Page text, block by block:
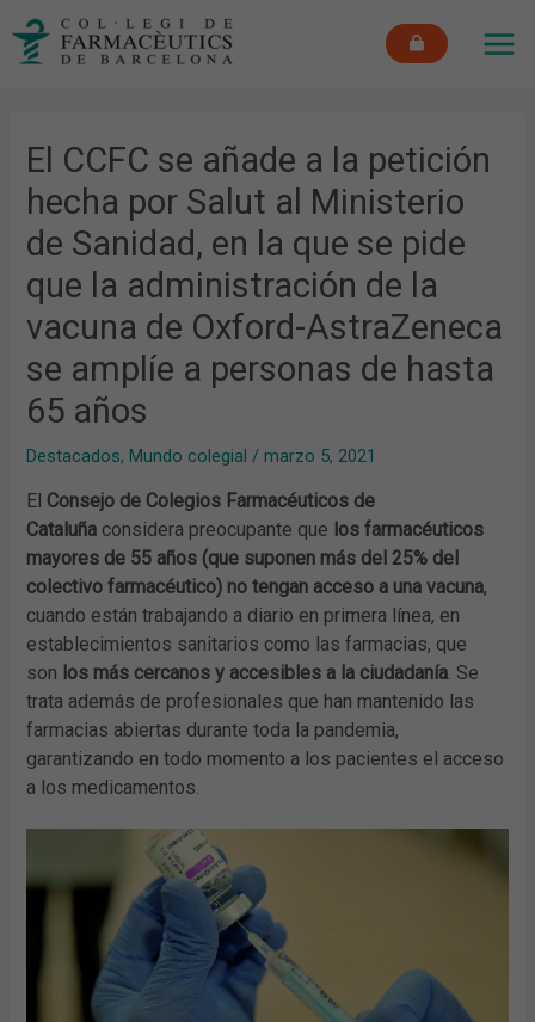
El CCFC se añade a la petición
hecha por Salut al Ministerio
de Sanidad, en la que se pide
que la administración de la
vacuna de Oxford-AstraZeneca
se amplíe a personas de hasta
65 años
Destacados, Mundo colegial /marzo 5, 2021
El Consejo de Colegios Farmacéuticos de
Cataluña considera preocupante que los farmacéuticos
mayores de 55 años (que suponen más del 25% del
colectivo farmacéutico) no tengan acceso a una vacuna,
cuando están trabajando a diario en primera línea, en
establecimientos sanitarios como las farmacias, que
son los más cercanos y accesibles a la ciudadanía. Se
trata además de profesionales que han mantenido las
farmacias abiertas durante toda la pandemia,
garantizando en todo momento a los pacientes el acceso
a los medicamentos.